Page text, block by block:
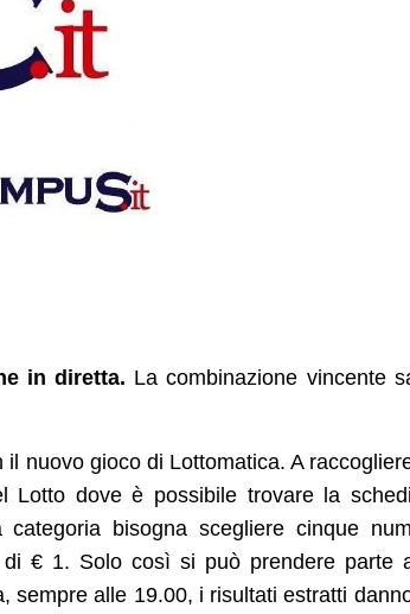
in diretta. La combinazione vincente
nuovo gioco di Lottomatica. A
Lotto dove è possibile trovare la
bisogna scegliere cinque
€ 1. Solo così si può prendere parte
sempre alle 19.00, i risultati estratti